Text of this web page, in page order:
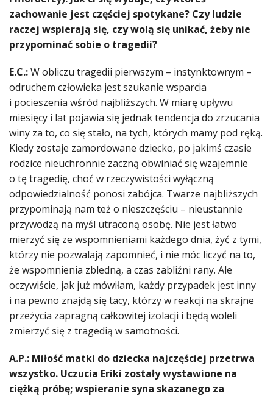
zachowanie jest częściej spotykane? Czy ludzie
raczej wspierają się, czy wolą się unikać, żeby nie
przypominać sobie o tragedii?
E.C.:W obliczu tragedii pierwszym – instynktownym –
odruchem człowieka jest szukanie wsparcia
i pocieszenia wśród najbliższych. W miarę upływu
miesięcy i lat pojawia się jednak tendencja do zrzucania
winy za to, co się stało, na tych, których mamy pod ręką.
Kiedy zostaje zamordowane dziecko, po jakimś czasie
rodzice nieuchronnie zaczną obwiniać się wzajemnie
o tę tragedię, choć w rzeczywistości wyłączną
odpowiedzialność ponosi zabójca. Twarze najbliższych
przypominają nam też o nieszczęściu – nieustannie
przywodzą na myśl utraconą osobę. Nie jest łatwo
mierzyć się ze wspomnieniami każdego dnia, żyć z tymi,
którzy nie pozwalają zapomnieć, i nie móc liczyć na to,
że wspomnienia zbledną, a czas zabliźni rany. Ale
oczywiście, jak już mówiłam, każdy przypadek jest inny
i na pewno znajdą się tacy, którzy w reakcji na skrajne
przeżycia zapragną całkowitej izolacji i będą woleli
zmierzyć się z tragedią w samotności.
A.P.: Miłość matki do dziecka najczęściej przetrwa
wszystko. Uczucia Eriki zostały wystawione na
ciężką próbę; wspieranie syna skazanego za